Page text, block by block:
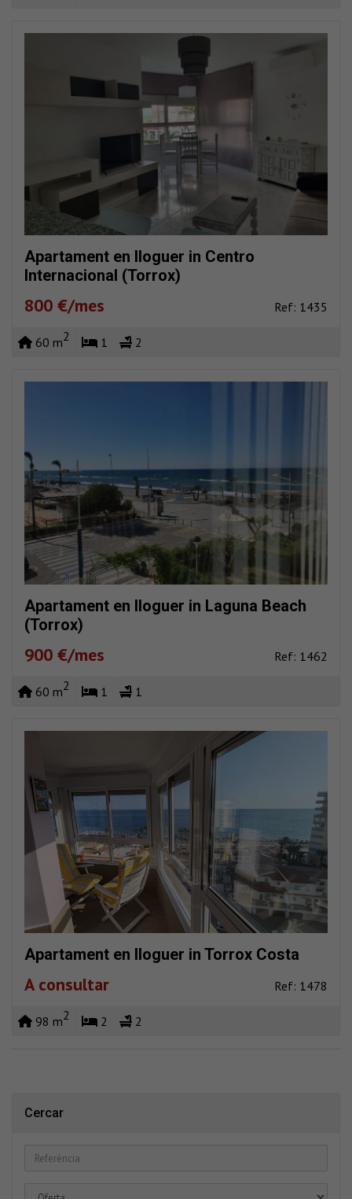
Apartament en lloguer in Centro
Internacional (Torrox)
800 €/mes Ref: 1435
60 m2 1 2
Apartament en lloguer in Laguna Beach
(Torrox)
900 €/mes Ref: 1462
60 m2 1 1
Apartament en lloguer in Torrox Costa
A consultar Ref: 1478
98 m2 2 2
Cercar